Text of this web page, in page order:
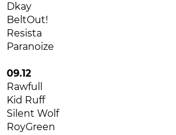
Dkay
BeltOut!
Resista
Paranoize
09.12
Rawfull
Kid Ruff
Silent Wolf
RoyGreen